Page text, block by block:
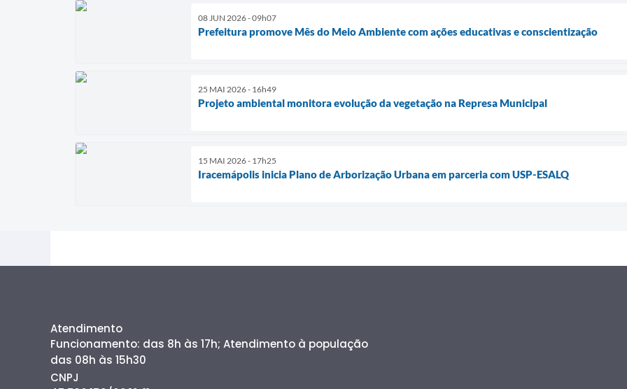
08 JUN 2026 - 09h07
Prefeitura promove Mês do Meio Ambiente com ações educativas e conscientização
25 MAI 2026 - 16h49
Projeto ambiental monitora evolução da vegetação na Represa Municipal
15 MAI 2026 - 17h25
Iracemápolis inicia Plano de Arborização Urbana em parceria com USP-ESALQ
Atendimento
Funcionamento: das 8h às 17h; Atendimento à população
das 08h às 15h30
CNPJ